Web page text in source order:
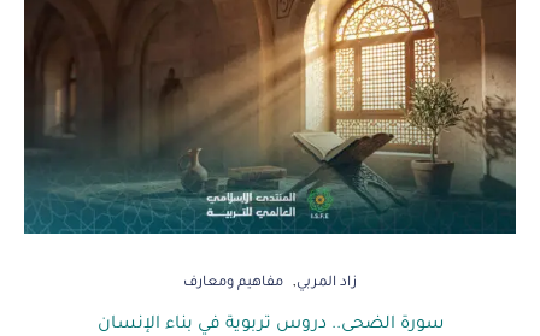
زاد المربي مفاهيم ومعارف
سورة الضحى.. دروس تربوية في بناء الإنسان